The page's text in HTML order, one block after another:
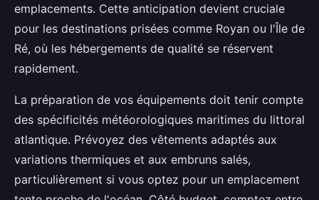
emplacements. Cette anticipation devient cruciale
pour les destinations prisées comme Royan ou l'Île de
Ré, où les hébergements de qualité se réservent
rapidement.
La préparation de vos équipements doit tenir compte
des spécificités météorologiques maritimes du littoral
atlantique. Prévoyez des vêtements adaptés aux
variations thermiques et aux embruns salés,
particulièrement si vous optez pour un emplacement